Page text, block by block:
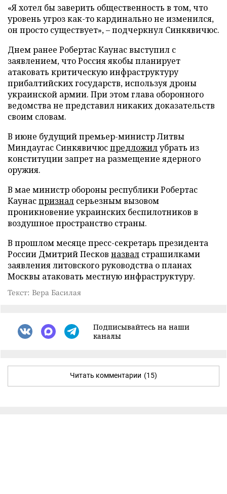
«Я хотел бы заверить общественность в том, что
уровень угроз как-то кардинально не изменился,
он просто существует», – подчеркнул Синкявичюс.
Днем ранее Робертас Каунас выступил с
заявлением, что Россия якобы планирует
атаковать критическую инфраструктуру
прибалтийских государств, используя дроны
украинской армии. При этом глава оборонного
ведомства не представил никаких доказательств
своим словам.
В июне будущий премьер-министр Литвы
Миндаугас Синкявичюспредложилубрать из
конституции запрет на размещение ядерного
оружия.
В мае министр обороны республики Робертас
Каунаспризнал серьезным вызовом
проникновение украинских беспилотников в
воздушное пространство страны.
В прошлом месяце пресс-секретарь президента
России Дмитрий Песков назвал страшилками
заявления литовского руководства о планах
Москвы атаковать местную инфраструктуру.
Текст: Вера Басилая
Подписывайтесь на наши
каналы
Читать комментарии (15)